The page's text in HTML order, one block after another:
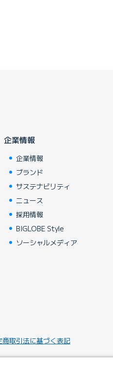
企業情報
企業情報
ブランド
サステナビリティ
ニュース
採用情報
BIGLOBE Style
ソーシャルメディア
商取引法に基づく表記